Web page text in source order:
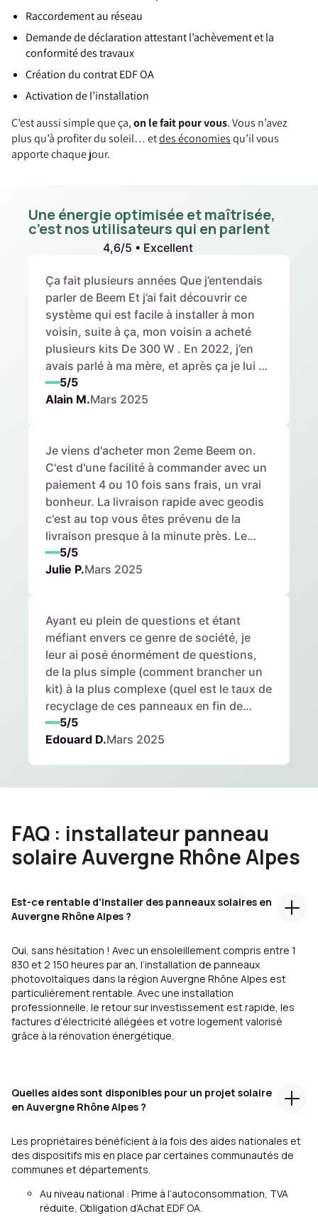
Raccordement au réseau
Demande de déclaration attestant l’achèvement et la
conformité des travaux
Création du contrat EDF OA
Activation de l’installation
C’est aussi simple que ça,on le fait pour vous. Vous n’avez
plus qu’à profiter du soleil… etdes économiesqu’il vous
apporte chaque jour.
Une énergie optimisée et maîtrisée,
c’est nos utilisateurs qui en parlent
4,6/5 • Excellent
Ça fait plusieurs années Que j’entendais
parler de Beem Et j’ai fait découvrir ce
système qui est facile à installer à mon
voisin, suite à ça, mon voisin a acheté
plusieurs kits De 300 W . En 2022, j’en
avais parlé à ma mère, et après ça je lui ai
installé un kit de 300 W et un peu plus
tard le 420 W Elle en est contente. Fin
un auvent. Et là maintenant début mars
2025, j’ai acheté le nouveau Panneau
Beem on 500w Que j’installerai sur mon
toit de garage.
5/5
Alain M.Mars 2025
Je viens d'acheter mon 2eme Beem on.
C'est d'une facilité à commander avec un
paiement 4 ou 10 fois sans frais, un vrai
bonheur. La livraison rapide avec geodis
c'est au top vous êtes prévenu de la
livraison presque à la minute près. Le
produit est très bien emballé c'est sérieux
et le montage un jeu d'enfant.
client est réactif. En résumé c'est très très
bien.
5/5
Julie P.Mars 2025
Ayant eu plein de questions et étant
méfiant envers ce genre de société, je
leur ai posé énormément de questions,
de la plus simple (comment brancher un
kit) à la plus complexe (quel est le taux de
recyclage de ces panneaux en fin de
vie?). Toutes mes questions ont trouvé
réponses. Le service en amont est top. Le
suis vraiment très satisfait et les
vraiment top
5/5
Edouard D.Mars 2025
FAQ : installateur panneau
solaire Auvergne Rhône Alpes
Est-ce rentable d’installer des panneaux solaires en
Auvergne Rhône Alpes ?
Oui, sans hésitation ! Avec un ensoleillement compris entre 1
830 et 2 150 heures par an, l’installation de panneaux
photovoltaïques dans la région Auvergne Rhône Alpes est
particulièrement rentable. Avec une installation
professionnelle, le retour sur investissement est rapide, les
factures d’électricité allégées et votre logement valorisé
grâce à la rénovation énergétique.
Quelles aides sont disponibles pour un projet solaire
en Auvergne Rhône Alpes ?
Les propriétaires bénéficient à la fois des aides nationales et
des dispositifs mis en place par certaines communautés de
communes et départements.
Au niveau national : Prime à l’autoconsommation, TVA
réduite, Obligation d’Achat EDF OA.